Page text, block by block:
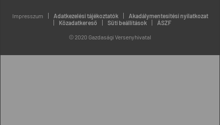
Impresszum Adatkezelési tájékoztatók
Akadálymentesítési nyilatkozat
Közadatkereső
Süti beállítások ÁSZF
© 2020 Gazdasági Versenyhivatal